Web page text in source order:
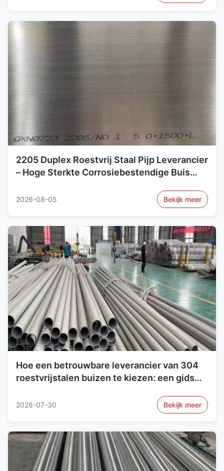
2205 Duplex Roestvrij Staal Pijp Leverancier
– Hoge Sterkte Corrosiebestendige Buis
2026-08-05 Bekijk meer
Hoe een betrouwbare leverancier van 304
roestvrijstalen buizen te kiezen: een gids
2026-07-30 Bekijk meer